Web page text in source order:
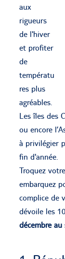
aux
rigueurs
de l'hiver
et profiter
de
températu
res plus
agréables.
Les îles des
ou encore
à privilégier
fin d'année.
Troquez
embarquez
complice de
dévoile les
décembre au